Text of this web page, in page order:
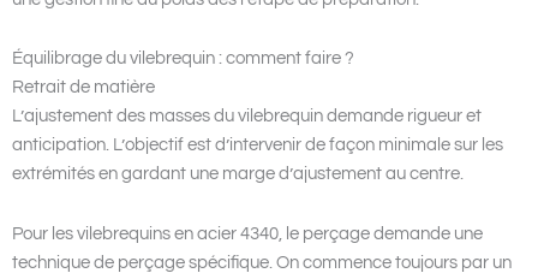
Équilibrage du vilebrequin : comment faire ?
Retrait de matière
L’ajustement des masses du vilebrequin demande rigueur et
anticipation. L’objectif est d’intervenir de façon minimale sur les
extrémités en gardant une marge d’ajustement au centre.
Pour les vilebrequins en acier 4340, le perçage demande une
technique de perçage spécifique. On commence toujours par un